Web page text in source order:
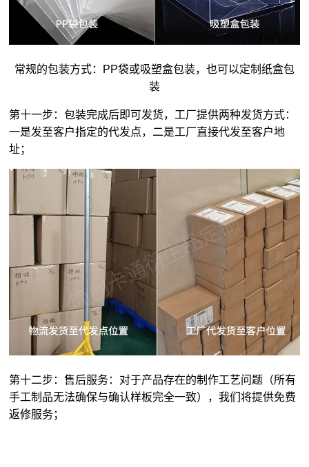
常规的包装方式：PP袋或吸塑盒包装，也可以定制纸盒包
装
第十一步：包装完成后即可发货，工厂提供两种发货方式：
一是发至客户指定的代发点，二是工厂直接代发至客户地
址；
第十二步：售后服务：对于产品存在的制作工艺问题（所有
手工制品无法确保与确认样板完全一致），我们将提供免费
返修服务；